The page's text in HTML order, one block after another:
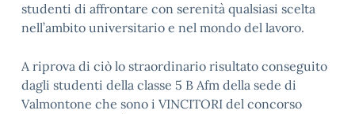
studenti di affrontare con serenità qualsiasi scelta
nell’ambito universitario e nel mondo del lavoro.
A riprova di ciò lo straordinario risultato conseguito
dagli studenti della classe 5 B Afm della sede di
Valmontone che sono i VINCITORI del concorso